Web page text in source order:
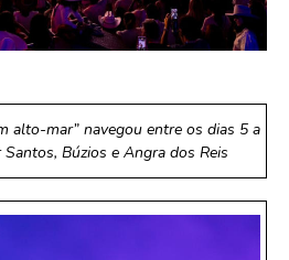
alto-mar” navegou entre os dias 5 a
Búzios e Angra dos Reis